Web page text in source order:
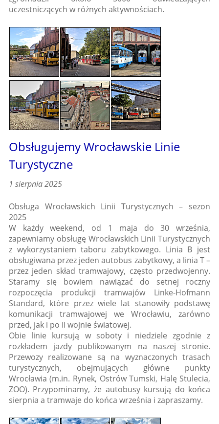
uczestniczących w różnych aktywnościach.
Obsługujemy Wrocławskie Linie
Turystyczne
1 sierpnia 2025
Obsługa Wrocławskich Linii Turystycznych – sezon
2025
W każdy weekend, od 1 maja do 30 września,
zapewniamy obsługę Wrocławskich Linii Turystycznych
z wykorzystaniem taboru zabytkowego. Linia B jest
obsługiwana przez jeden autobus zabytkowy, a linia T –
przez jeden skład tramwajowy, często przedwojenny.
Staramy się bowiem nawiązać do setnej roczny
rozpoczęcia produkcji tramwajów Linke-Hofmann
Standard, które przez wiele lat stanowiły podstawę
komunikacji tramwajowej we Wrocławiu, zarówno
przed, jak i po II wojnie światowej.
Obie linie kursują w soboty i niedziele zgodnie z
rozkładem jazdy publikowanym na naszej stronie.
Przewozy realizowane są na wyznaczonych trasach
turystycznych, obejmujących główne punkty
Wrocławia (m.in. Rynek, Ostrów Tumski, Halę Stulecia,
ZOO). Przypominamy, że autobusy kursują do końca
sierpnia a tramwaje do końca września i zapraszamy.